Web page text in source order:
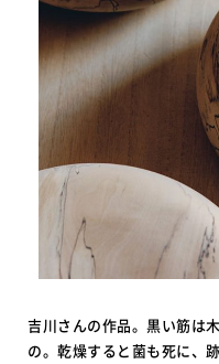
吉川さんの作品。黒い筋は
の。乾燥すると菌も死に、